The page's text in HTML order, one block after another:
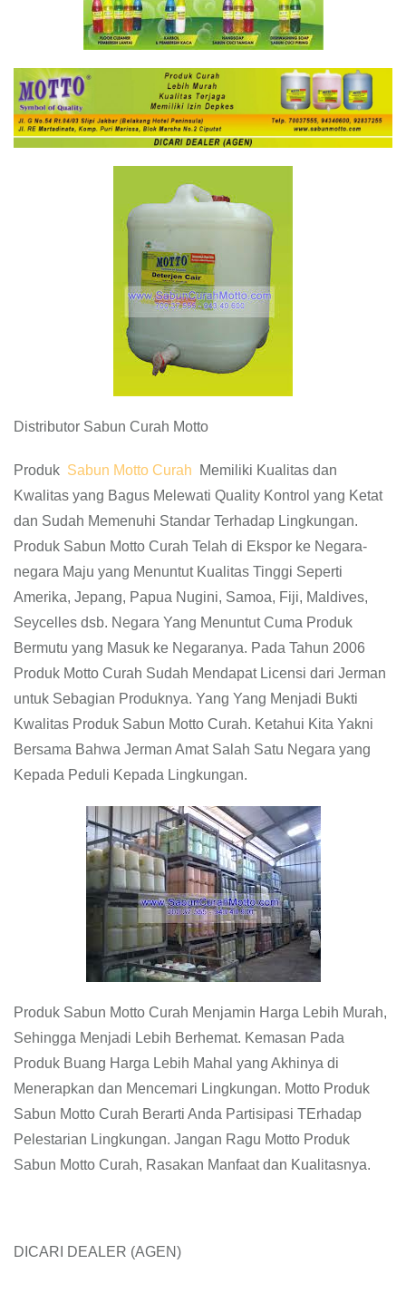
Distributor Sabun Curah Motto
Produk Sabun Motto Curah
Memiliki Kualitas dan
Kwalitas yang Bagus Melewati Quality Kontrol yang Ketat
dan Sudah Memenuhi Standar Terhadap Lingkungan.
Produk Sabun Motto Curah Telah di Ekspor ke Negara-
negara Maju yang Menuntut Kualitas Tinggi Seperti
Amerika, Jepang, Papua Nugini, Samoa, Fiji, Maldives,
Seycelles dsb. Negara Yang Menuntut Cuma Produk
Bermutu yang Masuk ke Negaranya. Pada Tahun 2006
Produk Motto Curah Sudah Mendapat Licensi dari Jerman
untuk Sebagian Produknya. Yang Yang Menjadi Bukti
Kwalitas Produk Sabun Motto Curah. Ketahui Kita Yakni
Bersama Bahwa Jerman Amat Salah Satu Negara yang
Kepada Peduli Kepada Lingkungan.
Produk Sabun Motto Curah Menjamin Harga Lebih Murah,
Sehingga Menjadi Lebih Berhemat. Kemasan Pada
Produk Buang Harga Lebih Mahal yang Akhinya di
Menerapkan dan Mencemari Lingkungan. Motto Produk
Sabun Motto Curah Berarti Anda Partisipasi TErhadap
Pelestarian Lingkungan. Jangan Ragu Motto Produk
Sabun Motto Curah, Rasakan Manfaat dan Kualitasnya.
DICARI DEALER (AGEN)